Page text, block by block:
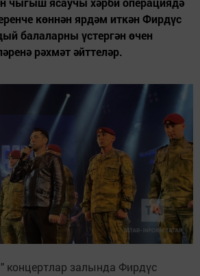
көннән ярдәм иткән Фирдүс
балаларны үстергән өчен
рәхмәт әйттеләр.
концертлар залында Фирдүс